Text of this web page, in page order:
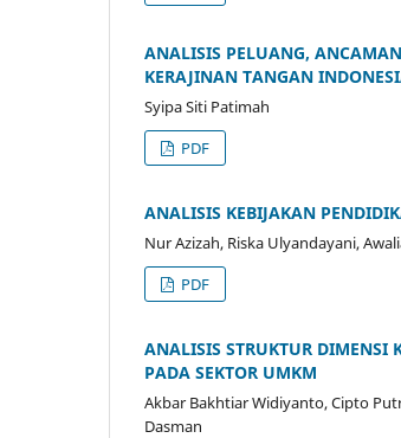
ANALISIS PELUANG,
KERAJINAN TANGAN
Syipa Siti Patimah
PDF
ANALISIS KEBIJAKAN
Nur Azizah, Riska Ulyandayani,
PDF
ANALISIS STRUKTUR DIMENSI
PADA SEKTOR UMKM
Akbar Bakhtiar Widiyanto, Cipto
Dasman